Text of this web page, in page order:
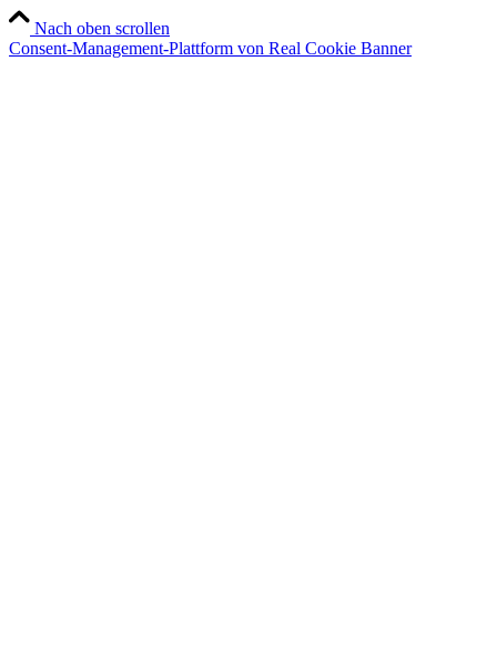
Nach oben scrollen
Consent-Management-Plattform von Real Cookie Banner